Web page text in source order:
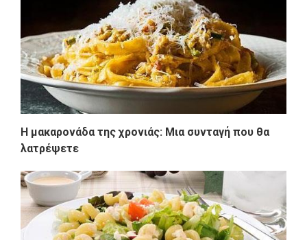
Η μακαρονάδα της χρονιάς: Μια συνταγή που θα
λατρέψετε